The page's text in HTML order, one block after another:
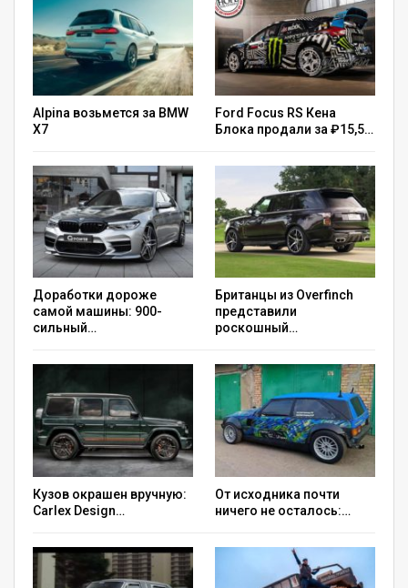
Alpina возьмется за BMW
X7
Ford Focus RS Кена
Блока продали за ₽15,5…
Доработки дороже
самой машины: 900-
сильный…
Британцы из Overfinch
представили
роскошный…
Кузов окрашен вручную:
Carlex Design…
От исходника почти
ничего не осталось:…